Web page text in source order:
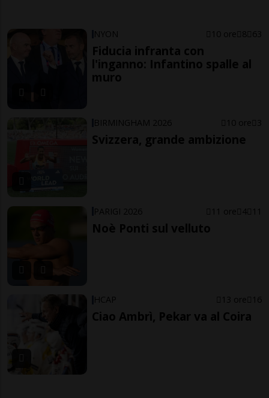
NYON 10 ore 8 63
Fiducia infranta con
l'inganno: Infantino spalle al
muro
BIRMINGHAM 2026 10 ore 3
Svizzera, grande ambizione
PARIGI 2026 11 ore 4 11
Noè Ponti sul velluto
HCAP 13 ore 16
Ciao Ambrì, Pekar va al Coira